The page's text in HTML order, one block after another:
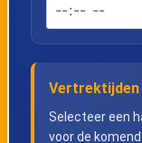
Vertrektijden
Selecteer een
voor de